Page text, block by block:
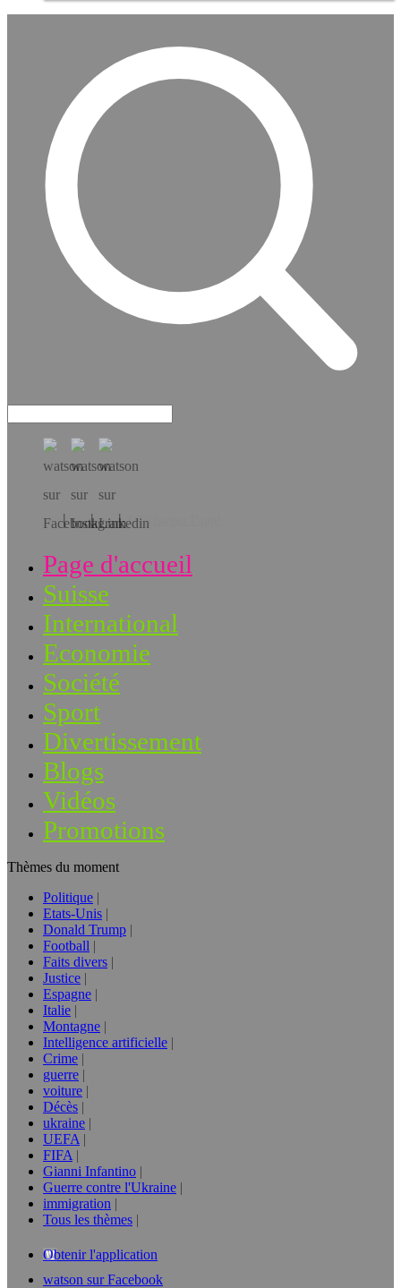
Téléchargez l’app!
Page d'accueil
Suisse
International
Economie
Société
Sport
Divertissement
Blogs
Vidéos
Promotions
Thèmes du moment
Politique
Etats-Unis
Donald Trump
Football
Faits divers
Justice
Espagne
Italie
Montagne
Intelligence artificielle
Crime
guerre
voiture
Décès
ukraine
UEFA
FIFA
Gianni Infantino
Guerre contre l'Ukraine
immigration
Tous les thèmes
Obtenir l'application
watson sur Facebook